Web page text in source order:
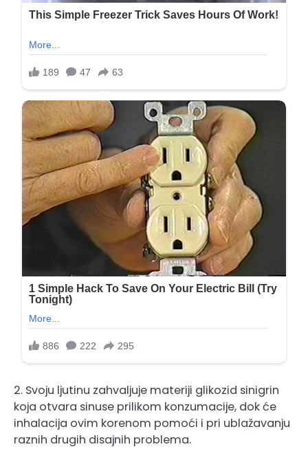
2. Svoju ljutinu zahvaljuje materiji glikozid sinigrin
koja otvara sinuse prilikom konzumacije, dok će
inhalacija ovim korenom pomoći i pri ublažavanju
raznih drugih disajnih problema.